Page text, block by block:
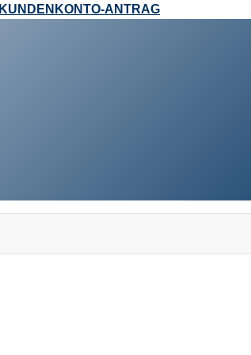
KUNDENKONTO-ANTRAG